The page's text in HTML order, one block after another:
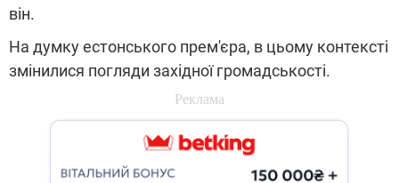
він.
На думку естонського прем'єра, в цьому контексті
змінилися погляди західної громадськості.